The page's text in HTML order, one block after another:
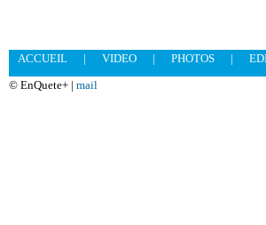
ACCUEIL | VIDEO | PHOTOS |
© EnQuete+ | mail